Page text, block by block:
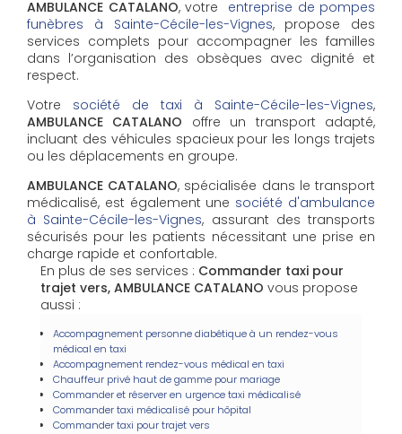
AMBULANCE CATALANO, votre entreprise de pompes
funèbres à Sainte-Cécile-les-Vignes, propose des
services complets pour accompagner les familles
dans l’organisation des obsèques avec dignité et
respect.
Votre société de taxi à Sainte-Cécile-les-Vignes,
AMBULANCE CATALANO offre un transport adapté,
incluant des véhicules spacieux pour les longs trajets
ou les déplacements en groupe.
AMBULANCE CATALANO, spécialisée dans le transport
médicalisé, est également une société d'ambulance
à Sainte-Cécile-les-Vignes, assurant des transports
sécurisés pour les patients nécessitant une prise en
charge rapide et confortable.
En plus de ses services : Commander taxi pour
trajet vers, AMBULANCE CATALANO vous propose
aussi :
Accompagnement personne diabétique à un rendez-vous
médical en taxi
Accompagnement rendez-vous médical en taxi
Chauffeur privé haut de gamme pour mariage
Commander et réserver en urgence taxi médicalisé
Commander taxi médicalisé pour hôpital
Commander taxi pour trajet vers